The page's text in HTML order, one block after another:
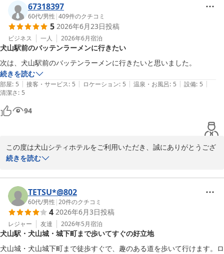
We hope you will consider staying with us again when you visit
Inuyama.
Inuyama CityHotel　Ushikoshi
犬山シティホテル
2026-07-11
67318397
60代/男性 |409件のクチコミ
5 2026年6月23日投稿
ビジネス 一人 2026年6月宿泊
犬山駅前のバッテンラーメンに行きたい
次は、犬山駅前のバッテンラーメンに行きたいと思いました。
続きを読む
部屋: 5 | 接客・サービス: 5 | ロケーション: 5 | 温泉・お風呂: 5 | 設備: 5 |
清潔さ: 5
94
この度は犬山シティホテルをご利用いただき、誠にありがとうござ
います。
す。
次回は駅前のバッテンラーメンへ行かれるとのこと、地元でも人気
のラーメン店ですので是非ご堪能くださいませ。
また犬山にお越しの際は、ぜひ当館を拠点に観光やお食事をお楽し
みください。
ご宿泊、ご投稿いただきありがとうございました。
犬山シティホテル　牛越
続きを読む
TETSU*@802
60代/男性 |20件のクチコミ
4 2026年6月3日投稿
レジャー 友達 2026年5月宿泊
犬山駅・犬山城・城下町まで歩いてすぐの好立地
犬山城・犬山城下町まで徒歩すぐで、趣のある道を歩いて行けます。ロ